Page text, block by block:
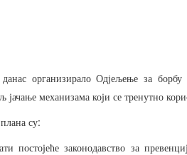
данас организирало Одјељење за борбу
јачање механизама који се тренутно
плана су:
постојеће законодавство за